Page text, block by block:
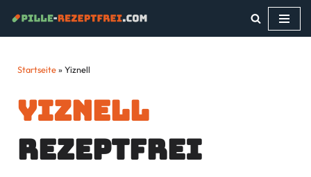
Zum
springen
Startseite»Yiznell
Yiznell
rezeptfrei